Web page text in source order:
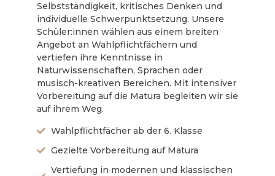
Selbstständigkeit, kritisches Denken und
individuelle Schwerpunktsetzung. Unsere
Schüler:innen wählen aus einem breiten
Angebot an Wahlpflichtfächern und
vertiefen ihre Kenntnisse in
Naturwissenschaften, Sprachen oder
musisch-kreativen Bereichen. Mit intensiver
Vorbereitung auf die Matura begleiten wir sie
auf ihrem Weg.
Wahlpflichtfächer ab der 6. Klasse
Gezielte Vorbereitung auf Matura
Vertiefung in modernen und klassischen